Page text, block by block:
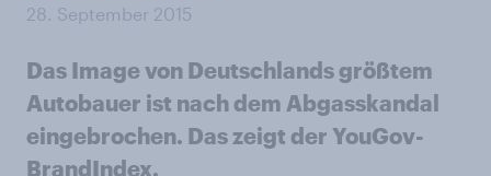
28. September 2015
Das Image von Deutschlands größtem
Autobauer ist nach dem Abgasskandal
eingebrochen. Das zeigt der YouGov-
BrandIndex.